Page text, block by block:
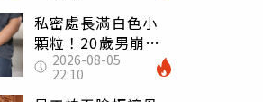
私密處長滿白色小
顆粒！20歲男崩潰
求診 醫曝5大真相
別再誤會
2026-08-05
22:10